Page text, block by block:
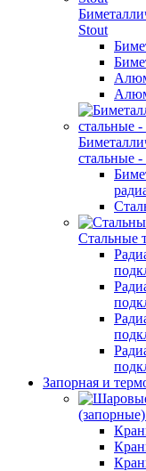
Stout
стальные
Стальные
Запорная и